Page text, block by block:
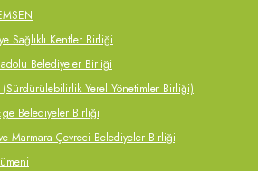
Sağlıklı Kentler Birliği
Belediyeler Birliği
(Sürdürülebilirlik Yerel Yönetimler Birliği)
Belediyeler Birliği
Marmara Çevreci Belediyeler Birliği